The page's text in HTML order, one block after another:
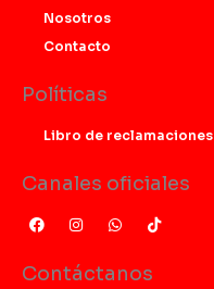
Nosotros
Contacto
Políticas
Libro de reclamaciones
Canales oficiales
F
a
b
I
n
t
a
W
h
s
T
i
Contáctanos